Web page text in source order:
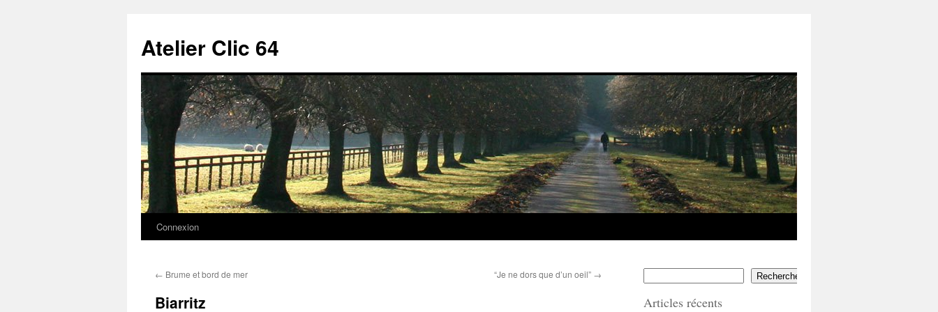
contenu
Atelier Clic 64
Connexion
← Brume et bord de mer “Je ne dors que d’un oeil” →
Biarritz
Rechercher
Articles récents